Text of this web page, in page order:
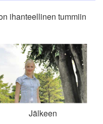
ihanteellinen tummiin
Jälkeen